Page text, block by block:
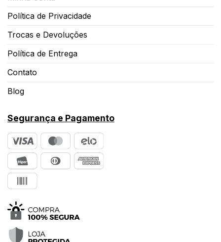
Política de Privacidade
Trocas e Devoluções
Política de Entrega
Contato
Blog
Segurança e Pagamento